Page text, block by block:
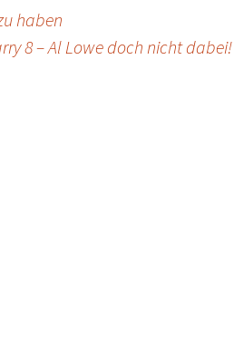
haben
8 – Al Lowe doch nicht dabei!